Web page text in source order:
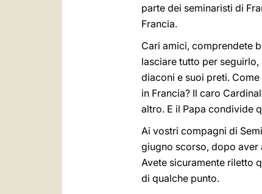
parte dei seminaristi di
Francia.
Cari amici, comprendete
lasciare tutto per
diaconi e suoi preti.
in Francia? Il caro
altro. E il Papa condivide
Ai vostri compagni di
giugno scorso, dopo aver
Avete sicuramente riletto
di qualche punto.